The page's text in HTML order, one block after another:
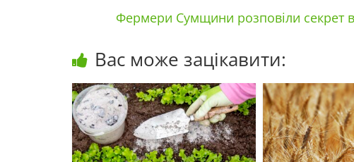
Фермери Сумщини розповіли секрет
Вас може зацікавити: